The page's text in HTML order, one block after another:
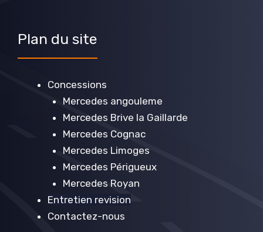
Plan du site
Concessions
Mercedes angouleme
Mercedes Brive la Gaillarde
Mercedes Cognac
Mercedes Limoges
Mercedes Périgueux
Mercedes Royan
Entretien revision
Contactez-nous